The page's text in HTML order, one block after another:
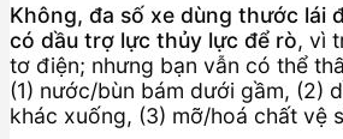
Không, đa số xe dùng thước lái
có dầu trợ lực thủy lực để rò, vì
tơ điện; nhưng bạn vẫn có thể
(1) nước/bùn bám dưới gầm, (2)
khác xuống, (3) mỡ/hoá chất vệ